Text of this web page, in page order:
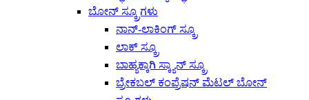
ಬೋನ್ ಸ್ಕ್ರೂಗಳು
ನಾನ್-ಲಾಕಿಂಗ್ ಸ್ಕ್ರೂ
ಲಾಕ್ ಸ್ಕ್ರೂ
ಬಾಹ್ಯಕ್ಕಾಗಿ ಸ್ಕ್ಯಾನ್ ಸ್ಕ್ರೂ
ಬ್ರೇಕಬಲ್ ಕಂಪ್ರೆಷನ್ ಮೆಟಲ್ ಬೋನ್